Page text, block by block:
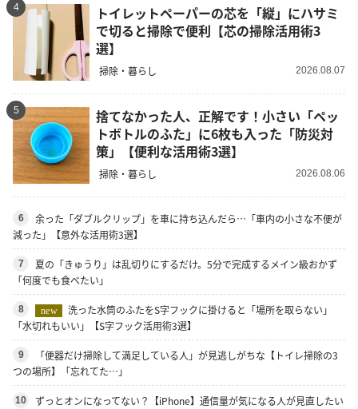
4
トイレットペーパーの芯を「縦」にハサミ
で切ると掃除で便利【芯の掃除活用術3
選】
掃除・暮らし 2026.08.07
5
捨てなかった人、正解です！小さい「ペッ
トボトルのふた」に6枚も入った「防災対
策」【便利な活用術3選】
掃除・暮らし 2026.08.06
6
余った「ダブルクリップ」を車に持ち込んだら…「車内の小さな不便が
減った」【意外な活用術3選】
7
夏の「きゅうり」は乱切りにするだけ。5分で完成するメイン級おかず
「何度でも食べたい」
8 new
洗った水筒のふたをS字フックに掛けると「場所を取らない」
「水切れもいい」【S字フック活用術3選】
9
「便器だけ掃除して満足している人」が見逃しがちな【トイレ掃除の3
つの場所】「忘れてた…」
10
ずっとオンになってない？【iPhone】通信量が気になる人が見直したい